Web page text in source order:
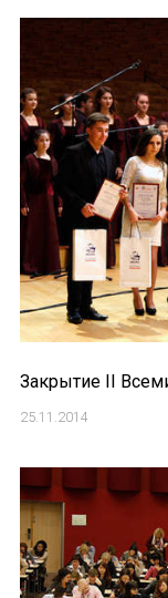
Закрытие II
25.11.2014